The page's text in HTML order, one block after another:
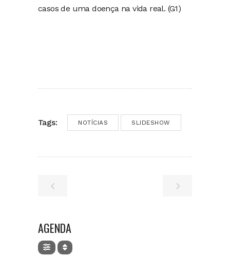
casos de uma doença na vida real. (G1)
Tags: NOTÍCIAS SLIDESHOW
AGENDA